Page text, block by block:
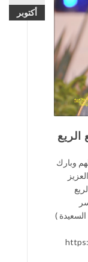
أكتوبر
وبارك
(( يسر
)